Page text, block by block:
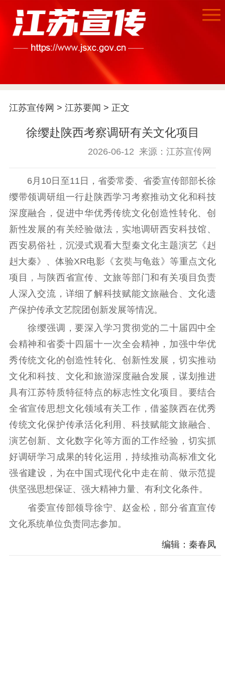
首页
江苏要闻
公示公告
通知公告 信息公开制度
信息公开指南
信息公开年度报
工作动态
理论武装
哲学社科
社科强省 工作通知
成果集萃
江苏文脉
资料下载
新闻宣传
主题宣传 对外宣传
新闻发布
记者之家
品牌栏目
文化文艺
精品生产 文化惠民
文化传承
文化交流
体制改革
文化产业
紫金文化艺术节
品牌活动 紫艺舞台
精神文明
文明创建 文明实践
文明培育
先进典型
社会宣传
全民国防教育
江苏宣传网 > 江苏要闻 > 正文
徐缨赴陕西考察调研有关文化项目
2026-06-12 来源：江苏宣传网
6月10日至11日，省委常委、省委宣传部部长徐
缨带领调研组一行赴陕西学习考察推动文化和科技
深度融合，促进中华优秀传统文化创造性转化、创
新性发展的有关经验做法，实地调研西安科技馆、
西安易俗社，沉浸式观看大型秦文化主题演艺《赳
赳大秦》、体验XR电影《玄奘与龟兹》等重点文化
项目，与陕西省宣传、文旅等部门和有关项目负责
人深入交流，详细了解科技赋能文旅融合、文化遗
产保护传承文艺院团创新发展等情况。
徐缨强调，要深入学习贯彻党的二十届四中全
会精神和省委十四届十一次全会精神，加强中华优
秀传统文化的创造性转化、创新性发展，切实推动
文化和科技、文化和旅游深度融合发展，谋划推进
具有江苏特质特征特点的标志性文化项目。要结合
全省宣传思想文化领域有关工作，借鉴陕西在优秀
传统文化保护传承活化利用、科技赋能文旅融合、
演艺创新、文化数字化等方面的工作经验，切实抓
好调研学习成果的转化运用，持续推动高标准文化
强省建设，为在中国式现代化中走在前、做示范提
供坚强思想保证、强大精神力量、有利文化条件。
省委宣传部领导徐宁、赵金松，部分省直宣传
文化系统单位负责同志参加。
编辑：秦春凤